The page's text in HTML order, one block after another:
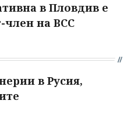
в Пловдив е
член на ВСС
в Русия,